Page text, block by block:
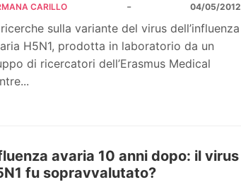
CARILLO - 04/05/2012
sulla variante del virus dell’influenza
H5N1, prodotta in laboratorio da un
di ricercatori dell’Erasmus Medical
avaria 10 anni dopo: il virus
fu sopravvalutato?